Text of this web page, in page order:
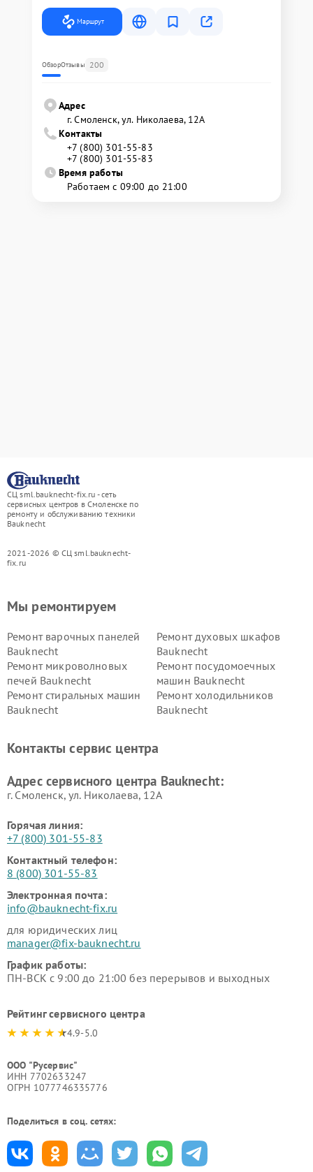
Маршрут
ОбзорОтзывы 200
Адрес
г. Смоленск, ул. Николаева, 12А
Контакты
+7 (800) 301-55-83
+7 (800) 301-55-83
Время работы
Работаем с 09:00 до 21:00
СЦ sml.bauknecht-fix.ru - сеть
сервисных центров в Смоленске по
ремонту и обслуживанию техники
Bauknecht
2021-2026 © СЦ sml.bauknecht-
fix.ru
Мы ремонтируем
Ремонт варочных панелей
Bauknecht
Ремонт духовых шкафов
Bauknecht
Ремонт микроволновых
печей Bauknecht
Ремонт посудомоечных
машин Bauknecht
Ремонт стиральных машин
Bauknecht
Ремонт холодильников
Bauknecht
Контакты сервис центра
Адрес сервисного центра Bauknecht:
г. Смоленск, ул. Николаева, 12А
Горячая линия:
+7 (800) 301-55-83
Контактный телефон:
8 (800) 301-55-83
Электронная почта:
info@bauknecht-fix.ru
для юридических лиц
manager@fix-bauknecht.ru
График работы:
ПН-ВСК с 9:00 до 21:00 без перерывов и выходных
Рейтинг сервисного центра
4.9-5.0
ООО "Русервис"
ИНН 7702633247
ОГРН 1077746335776
Поделиться в соц. сетях: